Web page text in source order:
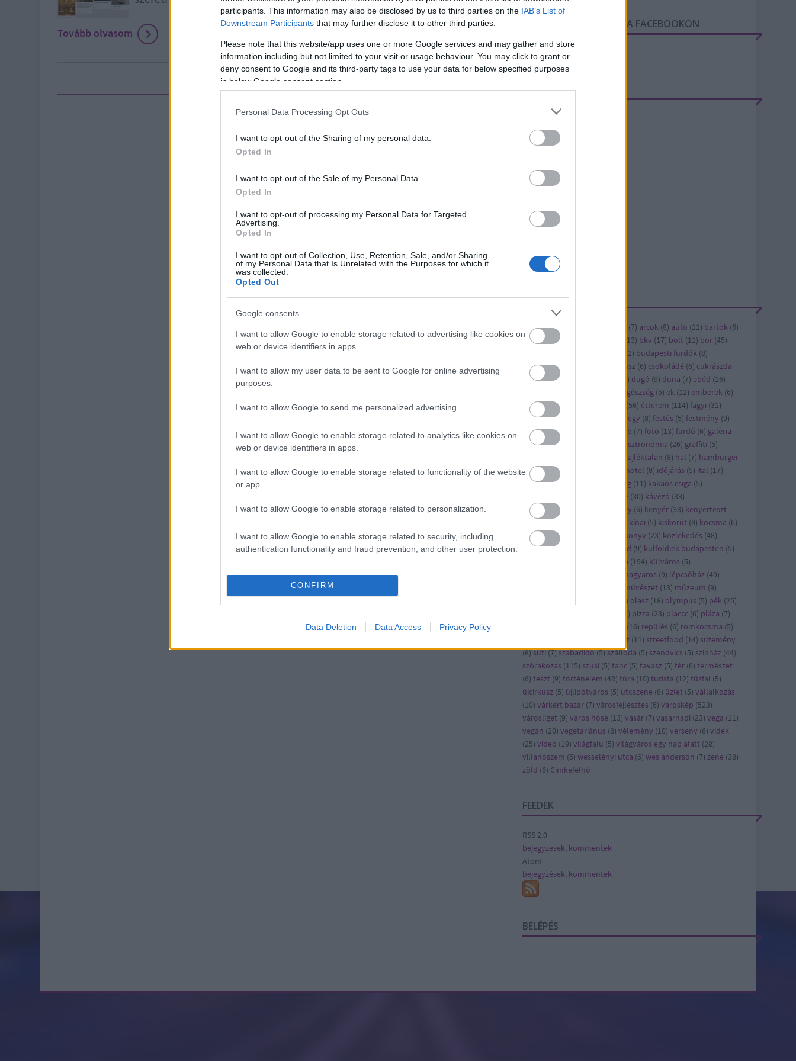
participants. This information may also be disclosed by us to third parties on the IAB’s List of
Downstream Participants that may further disclose it to other third parties.
Please note that this website/app uses one or more Google services and may gather and store
information including but not limited to your visit or usage behaviour. You may click to grant or
deny consent to Google and its third-party tags to use your data for below specified purposes
in below Google consent section.
Personal Data Processing Opt Outs
I want to opt-out of the Sharing of my personal data.
Opted In
I want to opt-out of the Sale of my Personal Data.
Opted In
I want to opt-out of processing my Personal Data for Targeted
Advertising.
Opted In
I want to opt-out of Collection, Use, Retention, Sale, and/or Sharing
of my Personal Data that Is Unrelated with the Purposes for which it
was collected.
Opted Out
Google consents
I want to allow Google to enable storage related to advertising like cookies on
web or device identifiers in apps.
I want to allow my user data to be sent to Google for online advertising
purposes.
I want to allow Google to send me personalized advertising.
I want to allow Google to enable storage related to analytics like cookies on
web or device identifiers in apps.
I want to allow Google to enable storage related to functionality of the website
or app.
I want to allow Google to enable storage related to personalization.
I want to allow Google to enable storage related to security, including
authentication functionality and fraud prevention, and other user protection.
CONFIRM
Data Deletion Data Access Privacy Policy
Tovább olvasom
EGY NAP A VÁROSBAN A FACEBOOKON
ARCHÍVUM
2020 június
2020 május
2020 április
2020 február
2020 január
2019 november
2019 október
Tovább
CÍMKÉK
ajándék(6 (7) arcok (8) autó (11) bartók (6)
bevásárlás
13) bkv (17) bolt (11) bor (45)
122) budapesti fürdők (8)
budapest titkai
cirkusz (6) csokoládé (6) cukrászda
16)díszburkolat ) dugó (9) duna (7) ebéd (16)
egészség (5) ek (12) emberek (6)
építészet(21 (56) étterem (114) fagyi (31)
fejlesztés( ferihegy (8) festés (5) festmény (9)
fesztivál(10 flashmob (7) fotó (13) fürdő (6) galéria
)gaszto( gasztronómia (26) graffiti (5)
hajléktalan (8) hal (7) hamburger
(47)hirdetés hotel (8) időjárás (5) ital (17)
japán(7)játék jótékonyság (11) kakaós csiga (5)
kávé (30) kávézó (33)
kávézópluszvalami
kazinczy (6) kenyér (33) kenyérteszt
)kézműves kínai (5) kiskörút (8) kocsma (6)
koncert
21 könyv (23) közlekedés (48)
közösség( külföld (9) kulfoldiek budapesten (5)
kultúra (194) külváros (5)
legjobb magyaros (9) lépcsőház (49)
művészet (13) múzeum (9)
) olasz (18) olympus (5) pék (25)
) pizza (23) placcc (6) pláza (7)
(16) repülés (6) romkocsma (5)
sport (11) streetfood (14) sütemény
(8)süti(7)szabadidő(5)szálloda (5) szendvics (5) színház (44)
szórakozás (115) szusi (5) tánc (5) tavasz (5) tér (6) természet
(6) teszt (9) történelem (48) túra (10) turista (12) tűzfal (5)
újcirkusz (5) újlipótváros (5) utcazene (6) üzlet (5) vállalkozás
(10) várkert bazár (7) városfejlesztés (6) városkép (523)
városliget (9) város hőse (13) vásár (7) vasárnapi (23) vega (11)
vegán (20) vegetáriánus (8) vélemény (10) verseny (6) vidék
(25) videó (19) világfalu (5) világváros egy nap alatt (28)
villanószem (5) wesselényi utca (6) wes anderson (7) zene (38)
zöld (6) Címkefelhő
FEEDEK
RSS 2.0
bejegyzések, kommentek
Atom
bejegyzések, kommentek
BELÉPÉS